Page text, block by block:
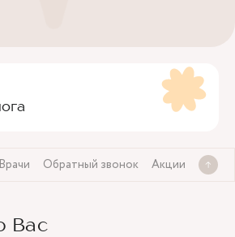
Врачи Обратный звонок Акции
Вас